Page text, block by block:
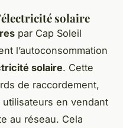
solaire
par Cap Soleil
l’autoconsommation
solaire. Cette
de raccordement,
en vendant
au réseau. Cela